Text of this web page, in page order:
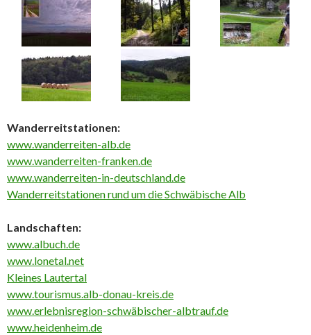
Wanderreitstationen:
www.wanderreiten-alb.de
www.wanderreiten-franken.de
www.wanderreiten-in-deutschland.de
Wanderreitstationen rund um die Schwäbische Alb
Landschaften:
www.albuch.de
www.lonetal.net
Kleines Lautertal
www.tourismus.alb-donau-kreis.de
www.erlebnisregion-schwäbischer-albtrauf.de
www.heidenheim.de